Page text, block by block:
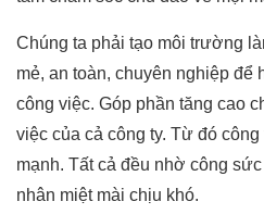
Chúng ta phải tạo môi trường
mẻ, an toàn, chuyên nghiệp để
công việc. Góp phần tăng cao
việc của cả công ty. Từ đó
mạnh. Tất cả đều nhờ công
nhân miệt mài chịu khó.